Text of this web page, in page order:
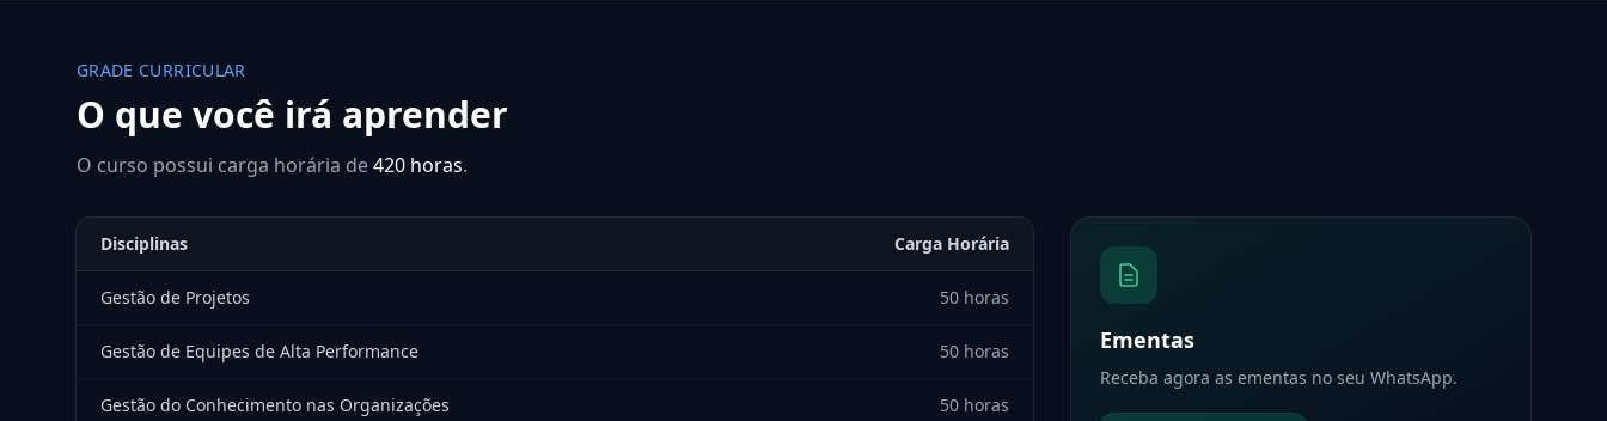
GRADE CURRICULAR
O que você irá aprender
O curso possui carga horária de420 horas.
Disciplinas Carga Horária
Gestão de Projetos 50 horas
Gestão de Equipes de Alta Performance 50 horas
Gestão do Conhecimento nas Organizações 50 horas
Ementas
Receba agora as ementas no seu WhatsApp.